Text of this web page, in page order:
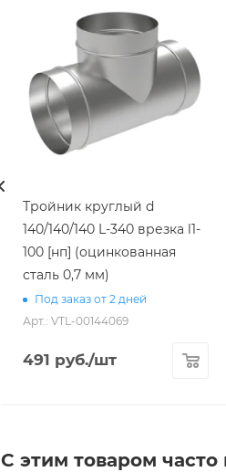
Тройник круглый d
140/140/140 L-340 врезка l1-
100 [нп] (оцинкованная
сталь 0,7 мм)
Под заказ от 2 дней
Арт.: VTL-00144069
491 руб./шт
С этим товаром часто